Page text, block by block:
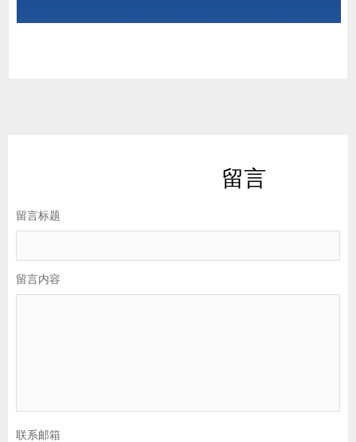
留言
留言标题
留言内容
联系邮箱